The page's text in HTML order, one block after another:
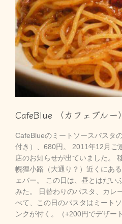
CafeBlue （カフェブルー）
CafeBlueのミートソースパスタ
付き）、680円。 2011年12月ご
店のお知らせが出ていました。
幌狸小路（大通り？）近くにあ
ェバー。 この日は、昼とはだい
みた。 日替わりのパスタ、カレ
べて、この日のパスタはミート
ンクが付く。（+200円でデザー